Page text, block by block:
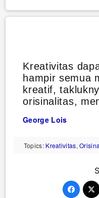
Kreativitas
hampir semua
kreatif,
orisinalitas,
George Lois
Topics: Kreativitas,